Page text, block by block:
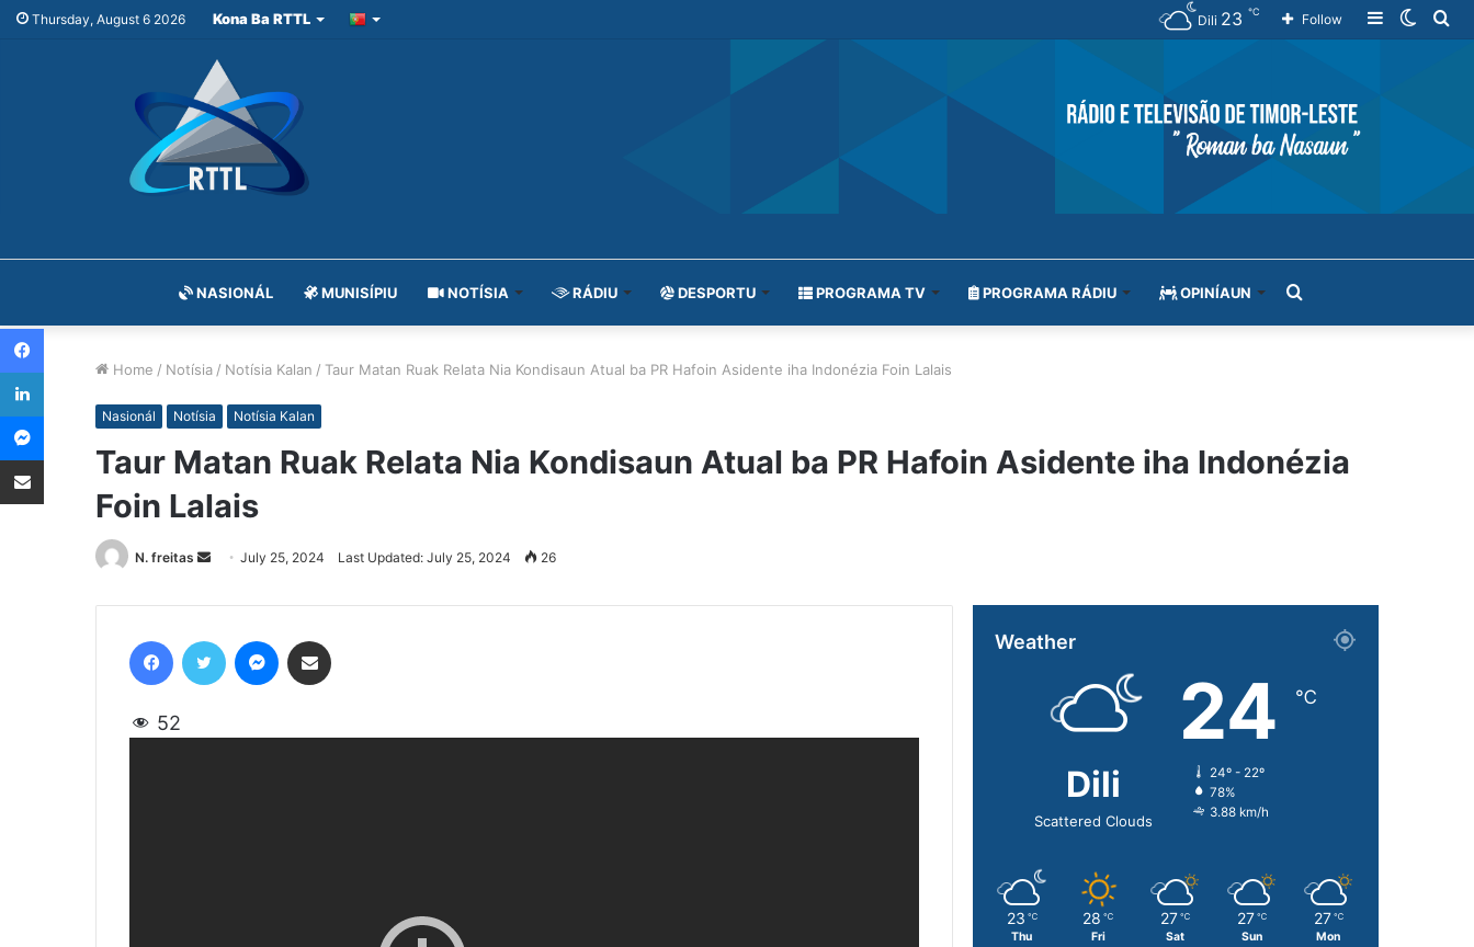
Thursday, August 6 2026 Kona Ba RTTL
Switch
Sidebar
Follow
Dili 23 ℃
NASIONÁL MUNISÍPIU NOTÍSIA RÁDIU DESPORTU PROGRAMA TV PROGRAMA RÁDIU OPINÍAUN
Home / Notísia / Notísia Kalan / Taur Matan Ruak Relata Nia Kondisaun Atual ba PR Hafoin Asidente iha Indonézia Foin Lalais
Nasionál Notísia Notísia Kalan
Taur Matan Ruak Relata Nia Kondisaun Atual ba PR Hafoin Asidente iha Indonézia
Foin Lalais
N. freitas
Send
email
July 25, 2024 Last Updated: July 25, 2024 26
52
Weather
Dili
Scattered Clouds
24 ℃
24º - 22º
78%
3.88 km/h
23 ℃
Thu
28 ℃
Fri
27 ℃
Sat
27 ℃
Sun
27 ℃
Mon
Facebook
LinkedIn
Messenger